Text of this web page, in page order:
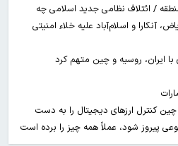
/ ائتلاف نظامی جدید اسلامی چه
آنکارا و اسلام‌آباد علیه خلاء امنیتی
با ایران، روسیه و چین متهم کرد
کنترل ارز‌های دیجیتال را به دست
شود، عملاً همه چیز را برده است